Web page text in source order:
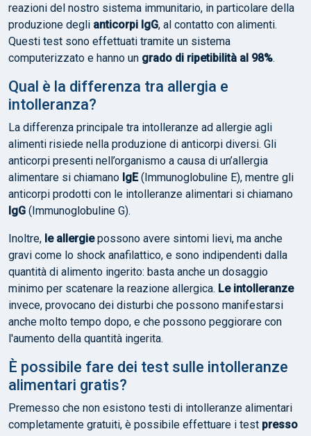
reazioni del nostro sistema immunitario, in particolare della
produzione degli anticorpi IgG, al contatto con alimenti.
Questi test sono effettuati tramite un sistema
computerizzato e hanno un grado di ripetibilità al 98%.
Qual è la differenza tra allergia e
intolleranza?
La differenza principale tra intolleranze ad allergie agli
alimenti risiede nella produzione di anticorpi diversi. Gli
anticorpi presenti nell’organismo a causa di un’allergia
alimentare si chiamano IgE(Immunoglobuline E), mentre gli
anticorpi prodotti con le intolleranze alimentari si chiamano
IgG (Immunoglobuline G).
Inoltre, le allergiepossono avere sintomi lievi, ma anche
gravi come lo shock anafilattico, e sono indipendenti dalla
quantità di alimento ingerito: basta anche un dosaggio
minimo per scatenare la reazione allergica. Le intolleranze
invece, provocano dei disturbi che possono manifestarsi
anche molto tempo dopo, e che possono peggiorare con
l'aumento della quantità ingerita.
È possibile fare dei test sulle intolleranze
alimentari gratis?
Premesso che non esistono testi di intolleranze alimentari
completamente gratuiti, è possibile effettuare i test presso